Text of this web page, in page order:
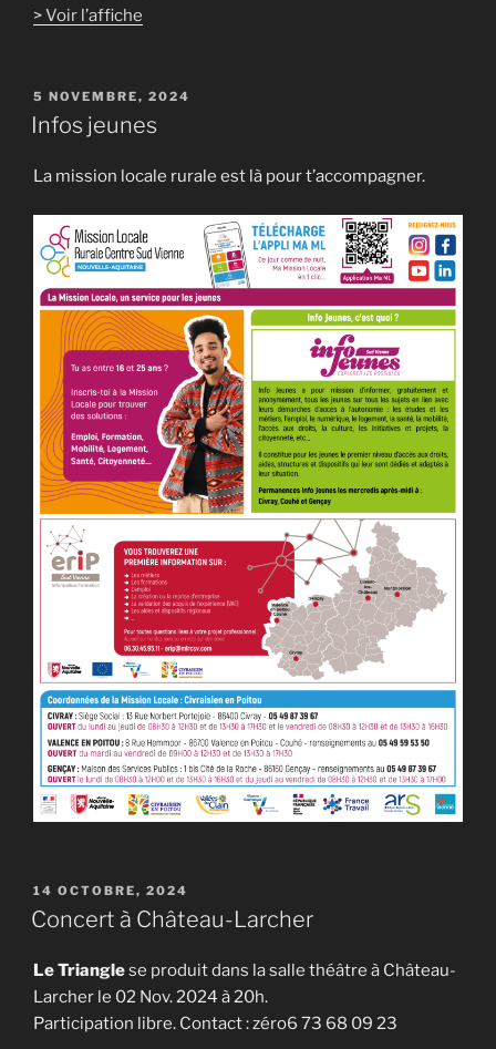
> Voir l’affiche
PUBLIÉ
LE
5 NOVEMBRE, 2024
Infos jeunes
La mission locale rurale est là pour t’accompagner.
PUBLIÉ
LE
14 OCTOBRE, 2024
Concert à Château-Larcher
Le Trianglese produit dans la salle théâtre à Château-
Larcher le 02 Nov. 2024 à 20h.
Participation libre. Contact : zéro6 73 68 09 23